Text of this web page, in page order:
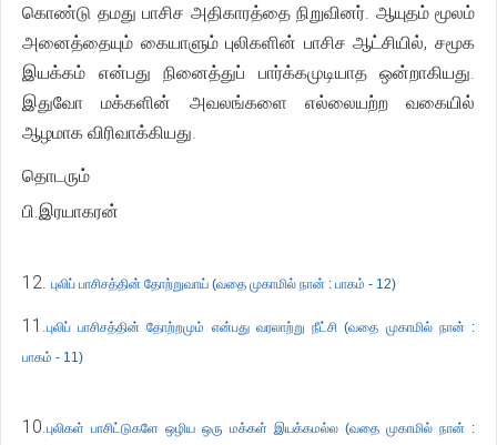
கொண்டு தமது பாசிச அதிகாரத்தை நிறுவினர். ஆயுதம் மூலம்
அனைத்தையும் கையாளும் புலிகளின் பாசிச ஆட்சியில், சமூக
இயக்கம் என்பது நினைத்துப் பார்க்கமுடியாத ஒன்றாகியது.
இதுவோ மக்களின் அவலங்களை எல்லையற்ற வகையில்
ஆழமாக விரிவாக்கியது.
தொடரும்
பி.இரயாகரன்
12. புலிப் பாசிசத்தின் தோற்றுவாய் (வதை முகாமில் நான் : பாகம் - 12)
11.புலிப் பாசிசத்தின் தோற்றமும் என்பது வரலாற்று நீட்சி (வதை முகாமில் நான் :
பாகம் - 11)
10.புலிகள் பாசிட்டுகளே ஒழிய ஒரு மக்கள் இயக்கமல்ல (வதை முகாமில் நான் :